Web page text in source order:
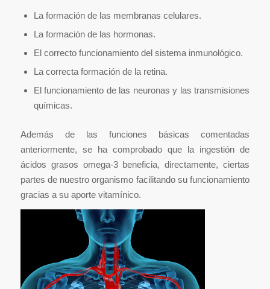
La formación de las membranas celulares.
La formación de las hormonas.
El correcto funcionamiento del sistema inmunológico.
La correcta formación de la retina.
El funcionamiento de las neuronas y las transmisiones
químicas.
Además de las funciones básicas comentadas
anteriormente, se ha comprobado que la ingestión de
ácidos grasos omega-3 beneficia, directamente, ciertas
partes de nuestro organismo facilitando su funcionamiento
gracias a su aporte vitamínico.